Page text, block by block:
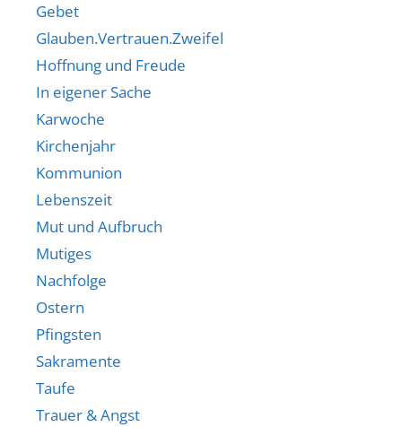
Gebet
Glauben.Vertrauen.Zweifel
Hoffnung und Freude
In eigener Sache
Karwoche
Kirchenjahr
Kommunion
Lebenszeit
Mut und Aufbruch
Mutiges
Nachfolge
Ostern
Pfingsten
Sakramente
Taufe
Trauer & Angst